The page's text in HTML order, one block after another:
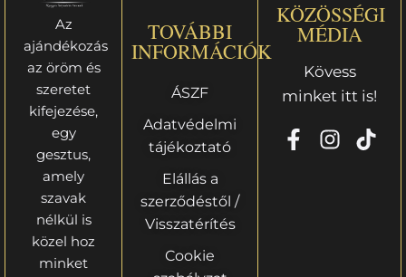
Az
ajándékozás
az öröm és
szeretet
kifejezése,
egy
gesztus,
amely
szavak
nélkül is
közel hoz
minket
TOVÁBBI
INFORMÁCIÓK
ÁSZF
Adatvédelmi
tájékoztató
Elállás a
szerződéstől /
Visszatérítés
Cookie
KÖZÖSSÉGI
MÉDIA
Kövess
minket itt is!